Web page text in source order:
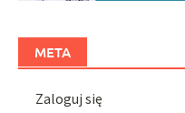
META
Zaloguj się